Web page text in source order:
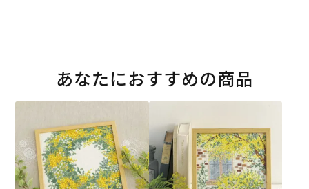
あなたにおすすめの商品